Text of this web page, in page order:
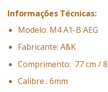
Informações Técnicas:
Modelo: M4 A1-B AEG
Fabricante: A&K
Comprimento: 77 cm /
Calibre : 6mm